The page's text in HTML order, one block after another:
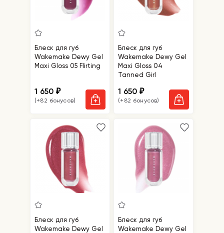
Блеск для губ
Wakemake Dewy Gel
Maxi Gloss 05 Flirting
1 650₽
(+82 бонусов)
Блеск для губ
Wakemake Dewy Gel
Maxi Gloss 04
Tanned Girl
1 650₽
(+82 бонусов)
Блеск для губ
Wakemake Dewy Gel
Блеск для губ
Wakemake Dewy Gel